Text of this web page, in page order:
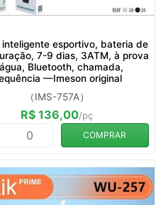
inteligente esportivo, bateria de
7-9 dias, 3ATM, à prova
Bluetooth, chamada,
—Imeson original
（IMS-757A）
R$ 136,00/pç
COMPRAR